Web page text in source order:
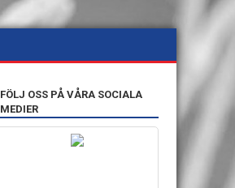
FÖLJ OSS PÅ VÅRA SOCIALA
MEDIER